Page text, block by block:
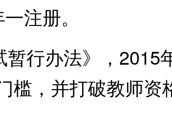
注册。
行办法》，2015
槛，并打破教师资